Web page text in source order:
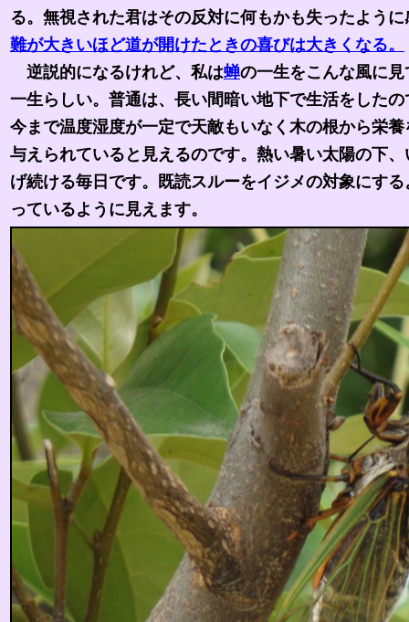
る。無視された君はその反対に何もかも失ったよう
難が大きいほど道が開けたときの喜びは大きくなる。
逆説的になるけれど、私は蝉の一生をこんな風に見
一生らしい。普通は、長い間暗い地下で生活をした
今まで温度湿度が一定で天敵もいなく木の根から栄
与えられていると見えるのです。熱い暑い太陽の下
げ続ける毎日です。既読スルーをイジメの対象にす
っているように見えます。